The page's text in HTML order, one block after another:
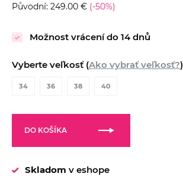
Původní: 249.00 € (-50%)
Možnost vrácení do 14 dnů
Vyberte veľkosť (Ako vybrať veľkosť?)
34 36 38 40
DO KOŠÍKA
Skladom v eshope